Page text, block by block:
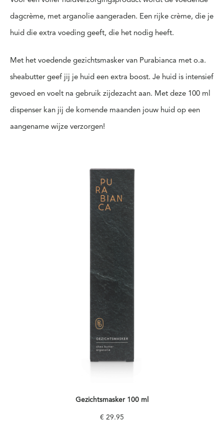
dagcrème, met arganolie aangeraden. Een rijke crème, die je
huid die extra voeding geeft, die het nodig heeft.
Met het voedende gezichtsmasker van Purabianca met o.a.
sheabutter geef jij je huid een extra boost. Je huid is intensief
gevoed en voelt na gebruik zijdezacht aan. Met deze 100 ml
dispenser kan jij de komende maanden jouw huid op een
aangename wijze verzorgen!
Gezichtsmasker 100 ml
€ 29.95